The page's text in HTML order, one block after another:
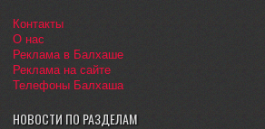
Контакты
О нас
Реклама в Балхаше
Реклама на сайте
Телефоны Балхаша
НОВОСТИ ПО РАЗДЕЛАМ